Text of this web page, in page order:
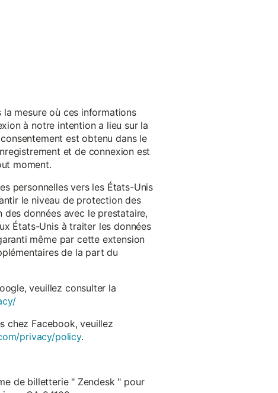
mesure où ces informations
à notre intention a lieu sur la
est obtenu dans le
et de connexion est
moment.
personnelles vers les États-Unis
le niveau de protection des
des données avec le prestataire,
États-Unis à traiter les données
même par cette extension
de la part du
veuillez consulter la
chez Facebook, veuillez
privacy/policy.
de billetterie " Zendesk " pour